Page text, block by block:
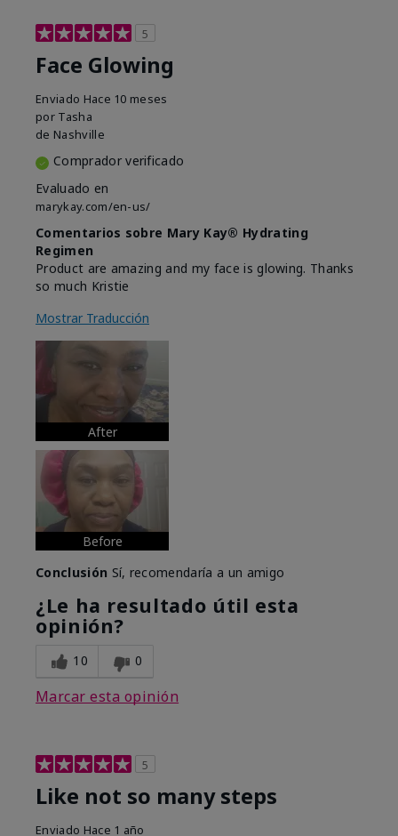
5
Face Glowing
Enviado Hace 10 meses
por Tasha
de Nashville
Comprador verificado
Evaluado en
marykay.com/en-us/
Comentarios sobre Mary Kay® Hydrating
Regimen
Product are amazing and my face is glowing. Thanks
so much Kristie
Mostrar Traducción
After
Before
Conclusión Sí, recomendaría a un amigo
¿Le ha resultado útil esta
opinión?
10 0
Marcar esta opinión
5
Like not so many steps
Enviado Hace 1 año